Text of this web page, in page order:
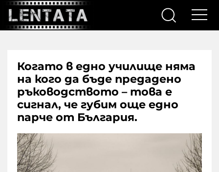
Когато в едно училище няма
на кого да бъде предадено
ръководството – това е
сигнал, че губим още едно
парче от България.